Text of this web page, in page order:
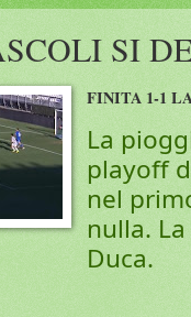
SI
FINITA 1-1
La
playoff
nel
nulla.
Duca.